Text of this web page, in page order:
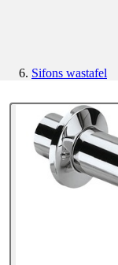
Sifons wastafel